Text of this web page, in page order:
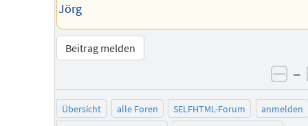
Jörg
Beitrag melden
–
Übersicht alle Foren SELFHTML-Forum
anmelden